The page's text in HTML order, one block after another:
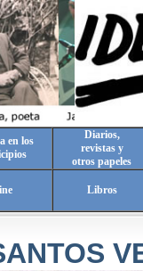
en los
Diarios,
revistas y
otros papeles
Libros